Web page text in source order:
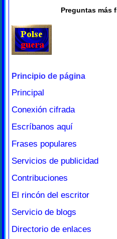
Preguntas más
Principio de página
Principal
Conexión cifrada
Escríbanos aquí
Frases populares
Servicios de publicidad
Contribuciones
El rincón del escritor
Servicio de blogs
Directorio de enlaces